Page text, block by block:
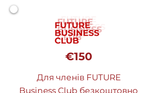
€150
Для членів FUTURE
Business Club безкоштовно